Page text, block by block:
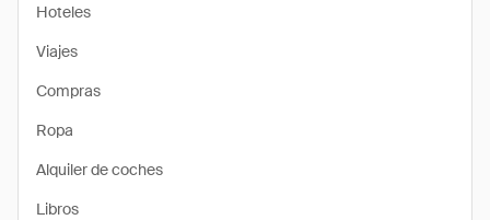
Hoteles
Viajes
Compras
Ropa
Alquiler de coches
Libros